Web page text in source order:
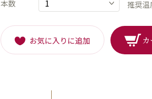
本数
推奨温
お気に入りに追加